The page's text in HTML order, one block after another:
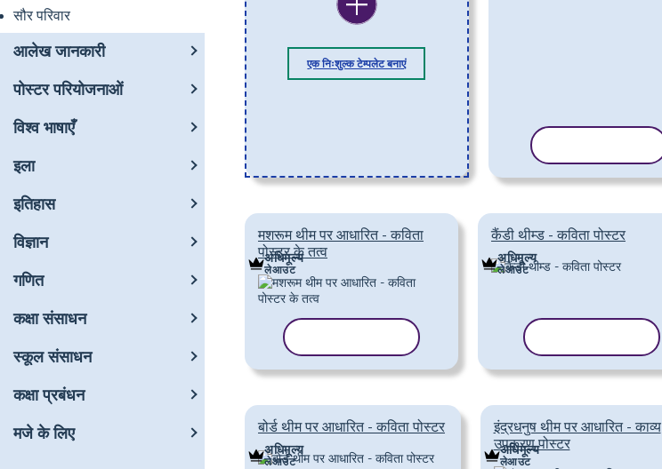
सौर परिवार
आलेख जानकारी
पोस्टर परियोजनाओं
विश्व भाषाएँ
इला
इतिहास
विज्ञान
गणित
कक्षा संसाधन
स्कूल संसाधन
कक्षा प्रबंधन
मजे के लिए
एक निःशुल्क टेम्पलेट बनाएं
मशरूम थीम पर आधारित - कविता
पोस्टर के तत्व
अधिमूल्य
लेआउट
कैंडी थीम्ड - कविता पोस्टर
अधिमूल्य
लेआउट
बोर्ड थीम पर आधारित - कविता पोस्टर
अधिमूल्य
लेआउट
इंद्रधनुष थीम पर आधारित - काव्य
उपकरण पोस्टर
अधिमूल्य
लेआउट